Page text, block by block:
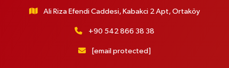
Ali Riza Efendi Caddesi, Kabakci 2 Apt, Ortaköy
+90 542 866 38 38
[email protected]